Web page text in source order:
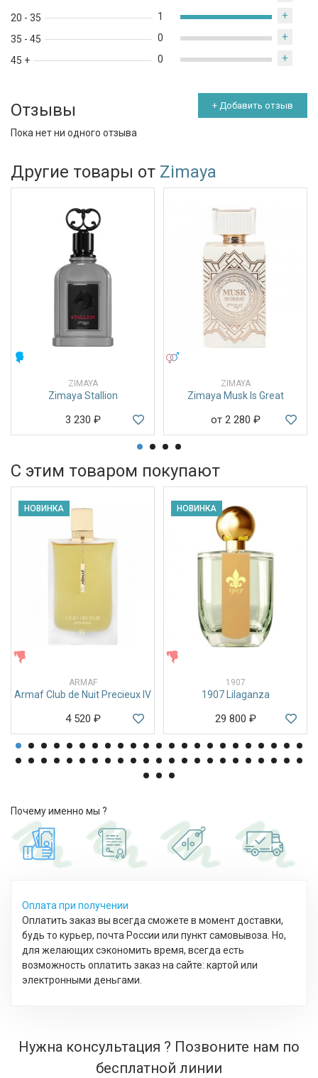
20 - 35
35 - 45
45 +
1 +
0 +
0 +
Отзывы + Добавить отзыв
Пока нет ни одного отзыва
Другие товары от Zimaya
ZIMAYA
Zimaya Stallion
3 230 ₽
ZIMAYA
Zimaya Musk Is Great
от 2 280 ₽
С этим товаром покупают
НОВИНКА
ARMAF
Armaf Club de Nuit Precieux IV
4 520 ₽
НОВИНКА
1907
1907 Lilaganza
29 800 ₽
Почему именно мы ?
Оплата при получении
Оплатить заказ вы всегда сможете в момент доставки,
будь то курьер, почта России или пункт самовывоза. Но,
для желающих сэкономить время, всегда есть
возможность оплатить заказ на сайте: картой или
электронными деньгами.
Нужна консультация ? Позвоните нам по
бесплатной линии